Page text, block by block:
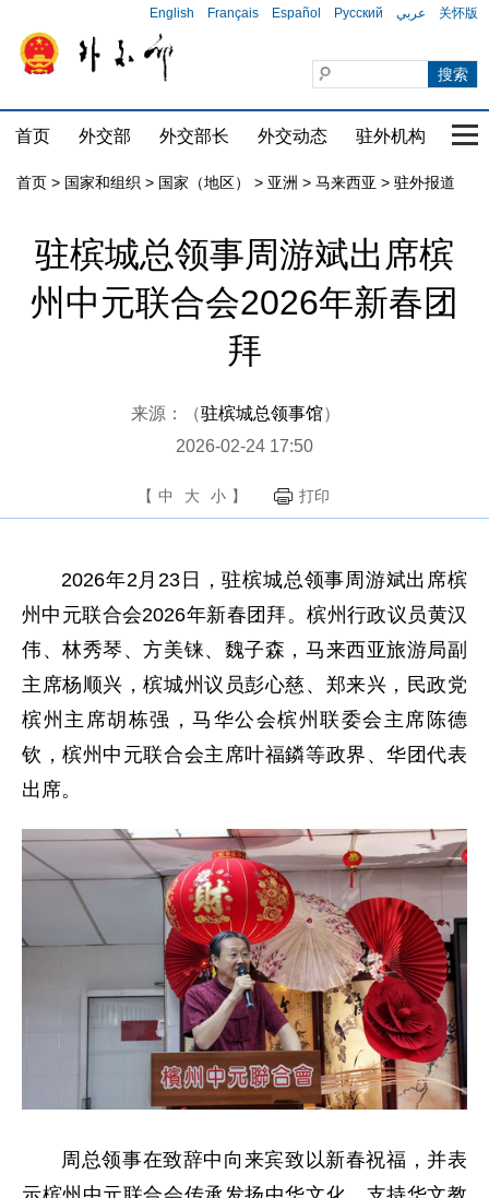
English Français Español Русский عربي 关怀版
首页 外交部 外交部长 外交动态 驻外机构 国
首页 > 国家和组织 > 国家（地区） > 亚洲 > 马来西亚 > 驻外报道
驻槟城总领事周游斌出席槟
州中元联合会2026年新春团
拜
来源：（驻槟城总领事馆）
2026-02-24 17:50
【 中 大 小 】 打印
2026年2月23日，驻槟城总领事周游斌出席槟
州中元联合会2026年新春团拜。槟州行政议员黄汉
伟、林秀琴、方美铼、魏子森，马来西亚旅游局副
主席杨顺兴，槟城州议员彭心慈、郑来兴，民政党
槟州主席胡栋强，马华公会槟州联委会主席陈德
钦，槟州中元联合会主席叶福鏻等政界、华团代表
出席。
周总领事在致辞中向来宾致以新春祝福，并表